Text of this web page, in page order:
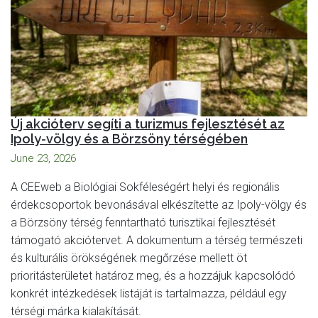
Új akcióterv segíti a turizmus fejlesztését az
Ipoly-völgy és a Börzsöny térségében
June 23, 2026
A CEEweb a Biológiai Sokféleségért helyi és regionális
érdekcsoportok bevonásával elkészítette az Ipoly-völgy és
a Börzsöny térség fenntartható turisztikai fejlesztését
támogató akciótervet. A dokumentum a térség természeti
és kulturális örökségének megőrzése mellett öt
prioritásterületet határoz meg, és a hozzájuk kapcsolódó
konkrét intézkedések listáját is tartalmazza, például egy
térségi márka kialakítását.